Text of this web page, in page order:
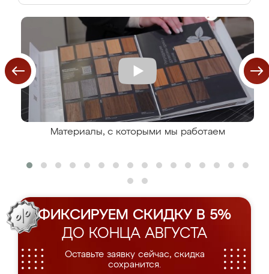
Материалы, с которыми мы работаем
ФИКСИРУЕМ СКИДКУ В 5%
ДО КОНЦА АВГУСТА
Оставьте заявку сейчас, скидка
сохранится.